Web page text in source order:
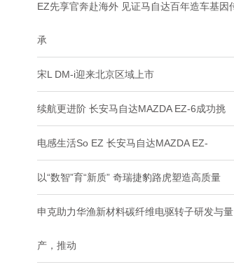
EZ先享官奔赴海外 见证马自达百年造车基因
承
宋L DM-i迎来北京区域上市
续航更进阶 长安马自达MAZDA EZ-6成功挑
电感生活So EZ 长安马自达MAZDA EZ-
以“数智”育“新质” 奇瑞捷豹路虎塑造高质量
申克助力华渔新材料碳纤维电驱转子研发与量
产，推动